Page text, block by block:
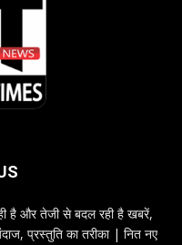
है और तेजी से बदल रही है खबरें,
प्रस्तुति का तरीका | नित नए